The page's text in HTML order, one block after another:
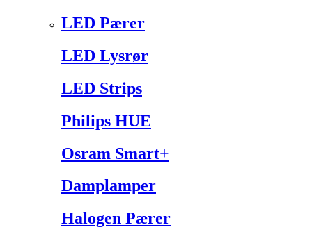
LED Pærer
LED Lysrør
LED Strips
Philips HUE
Osram Smart+
Damplamper
Halogen Pærer